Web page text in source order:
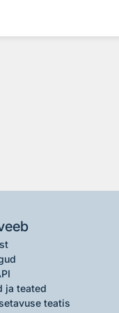
ja teated
teatis